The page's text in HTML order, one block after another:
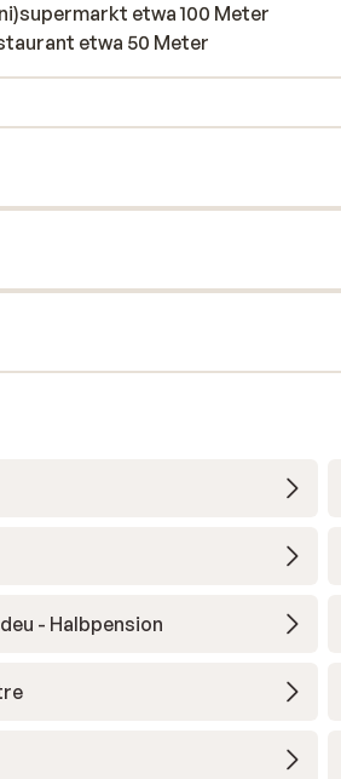
etwa 100 Meter
etwa 50 Meter
- Halbpension